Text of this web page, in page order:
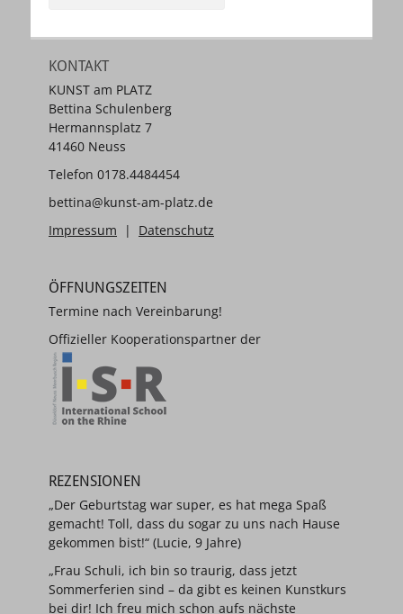
KONTAKT
KUNST am PLATZ
Bettina Schulenberg
Hermannsplatz 7
41460 Neuss
Telefon 0178.4484454
bettina@kunst-am-platz.de
Impressum | Datenschutz
ÖFFNUNGSZEITEN
Termine nach Vereinbarung!
Offizieller Kooperationspartner der
REZENSIONEN
„Der Geburtstag war super, es hat mega Spaß
gemacht! Toll, dass du sogar zu uns nach Hause
gekommen bist!“ (Lucie, 9 Jahre)
„Frau Schuli, ich bin so traurig, dass jetzt
Sommerferien sind – da gibt es keinen Kunstkurs
bei dir! Ich freu mich schon aufs nächste